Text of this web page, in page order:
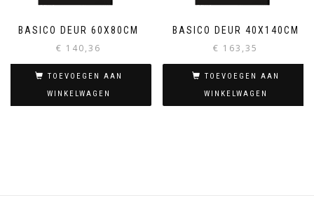
BASICO DEUR 60X80CM
€ 140,36
TOEVOEGEN AAN
WINKELWAGEN
BASICO DEUR 40X140CM
€ 163,35
TOEVOEGEN AAN
WINKELWAGEN